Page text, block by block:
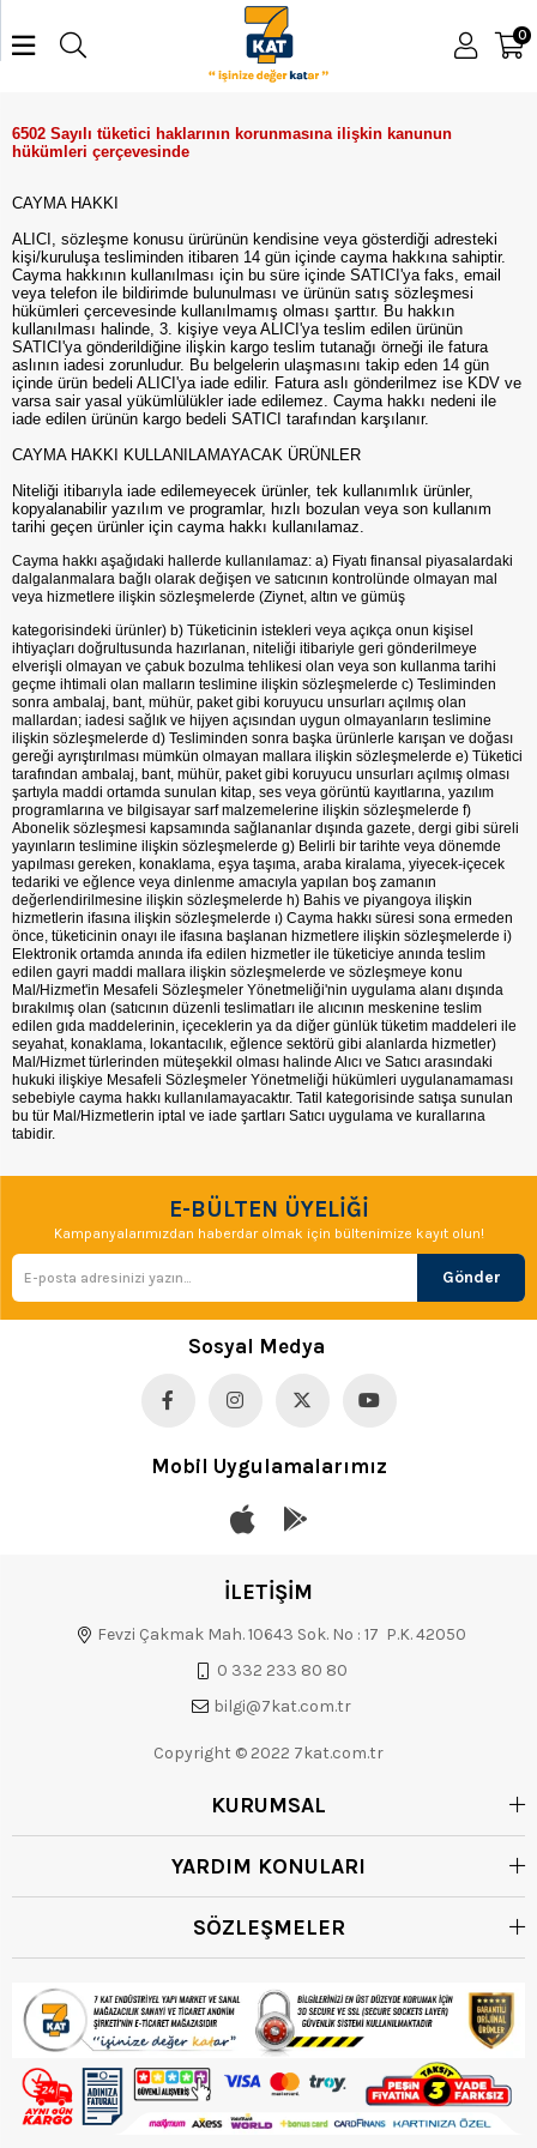
0
6502 Sayılı tüketici haklarının korunmasına ilişkin kanunun
hükümleri çerçevesinde
CAYMA HAKKI
ALICI, sözleşme konusu ürürünün kendisine veya gösterdiği adresteki
kişi/kuruluşa tesliminden itibaren 14 gün içinde cayma hakkına sahiptir.
Cayma hakkının kullanılması için bu süre içinde SATICI'ya faks, email
veya telefon ile bildirimde bulunulması ve ürünün satış sözleşmesi
hükümleri çercevesinde kullanılmamış olması şarttır. Bu hakkın
kullanılması halinde, 3. kişiye veya ALICI'ya teslim edilen ürünün
SATICI'ya gönderildiğine ilişkin kargo teslim tutanağı örneği ile fatura
aslının iadesi zorunludur. Bu belgelerin ulaşmasını takip eden 14 gün
içinde ürün bedeli ALICI'ya iade edilir. Fatura aslı gönderilmez ise KDV ve
varsa sair yasal yükümlülükler iade edilemez. Cayma hakkı nedeni ile
iade edilen ürünün kargo bedeli SATICI tarafından karşılanır.
CAYMA HAKKI KULLANILAMAYACAK ÜRÜNLER
Niteliği itibarıyla iade edilemeyecek ürünler, tek kullanımlık ürünler,
kopyalanabilir yazılım ve programlar, hızlı bozulan veya son kullanım
tarihi geçen ürünler için cayma hakkı kullanılamaz.
Cayma hakkı aşağıdaki hallerde kullanılamaz: a) Fiyatı finansal piyasalardaki
dalgalanmalara bağlı olarak değişen ve satıcının kontrolünde olmayan mal
veya hizmetlere ilişkin sözleşmelerde (Ziynet, altın ve gümüş
kategorisindeki ürünler) b) Tüketicinin istekleri veya açıkça onun kişisel
ihtiyaçları doğrultusunda hazırlanan, niteliği itibariyle geri gönderilmeye
elverişli olmayan ve çabuk bozulma tehlikesi olan veya son kullanma tarihi
geçme ihtimali olan malların teslimine ilişkin sözleşmelerde c) Tesliminden
sonra ambalaj, bant, mühür, paket gibi koruyucu unsurları açılmış olan
mallardan; iadesi sağlık ve hijyen açısından uygun olmayanların teslimine
ilişkin sözleşmelerde d) Tesliminden sonra başka ürünlerle karışan ve doğası
gereği ayrıştırılması mümkün olmayan mallara ilişkin sözleşmelerde e) Tüketici
tarafından ambalaj, bant, mühür, paket gibi koruyucu unsurları açılmış olması
şartıyla maddi ortamda sunulan kitap, ses veya görüntü kayıtlarına, yazılım
programlarına ve bilgisayar sarf malzemelerine ilişkin sözleşmelerde f)
Abonelik sözleşmesi kapsamında sağlananlar dışında gazete, dergi gibi süreli
yayınların teslimine ilişkin sözleşmelerde g) Belirli bir tarihte veya dönemde
yapılması gereken, konaklama, eşya taşıma, araba kiralama, yiyecek-içecek
tedariki ve eğlence veya dinlenme amacıyla yapılan boş zamanın
değerlendirilmesine ilişkin sözleşmelerde h) Bahis ve piyangoya ilişkin
hizmetlerin ifasına ilişkin sözleşmelerde ı) Cayma hakkı süresi sona ermeden
önce, tüketicinin onayı ile ifasına başlanan hizmetlere ilişkin sözleşmelerde i)
Elektronik ortamda anında ifa edilen hizmetler ile tüketiciye anında teslim
edilen gayri maddi mallara ilişkin sözleşmelerde ve sözleşmeye konu
Mal/Hizmet'in Mesafeli Sözleşmeler Yönetmeliği'nin uygulama alanı dışında
bırakılmış olan (satıcının düzenli teslimatları ile alıcının meskenine teslim
edilen gıda maddelerinin, içeceklerin ya da diğer günlük tüketim maddeleri ile
seyahat, konaklama, lokantacılık, eğlence sektörü gibi alanlarda hizmetler)
Mal/Hizmet türlerinden müteşekkil olması halinde Alıcı ve Satıcı arasındaki
hukuki ilişkiye Mesafeli Sözleşmeler Yönetmeliği hükümleri uygulanamaması
sebebiyle cayma hakkı kullanılamayacaktır. Tatil kategorisinde satışa sunulan
bu tür Mal/Hizmetlerin iptal ve iade şartları Satıcı uygulama ve kurallarına
tabidir.
E-BÜLTEN ÜYELİĞİ
Kampanyalarımızdan haberdar olmak için bültenimize kayıt olun!
Gönder
Sosyal Medya
Mobil Uygulamalarımız
İLETİŞİM
Fevzi Çakmak Mah. 10643 Sok. No : 17 P.K. 42050
0 332 233 80 80
bilgi@7kat.com.tr
Copyright © 2022 7kat.com.tr
KURUMSAL
YARDIM KONULARI
SÖZLEŞMELER